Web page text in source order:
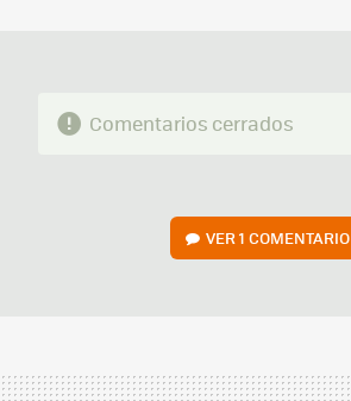
Comentarios cerrados
VER1 COMENTARIO